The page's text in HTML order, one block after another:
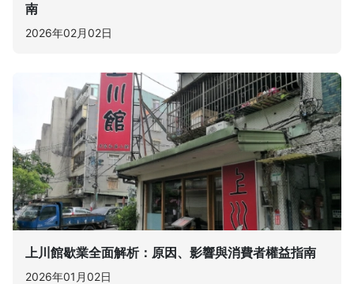
南
2026年02月02日
上川館歇業全面解析：原因、影響與消費者權益指南
2026年01月02日